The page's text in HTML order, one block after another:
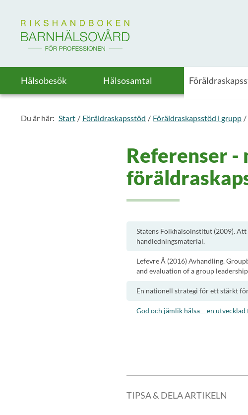
Till startsidan för Rikshandboken i barnhälsovård
Hälsobesök Hälsosamtal
Du är här: Start Föräldraskapsstöd Föräldraskapsstöd i grupp
Referenser -
Statens Folkhälsoinstitut (2009).
handledningsmaterial.
Lefevre Å (2016) Avhandling.
and evaluation of a group
En nationell strategi för ett stärkt
God och jämlik hälsa – en
TIPSA & DELA ARTIKELN